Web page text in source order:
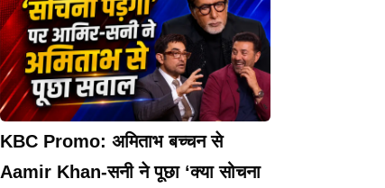
KBC Promo: अमिताभ बच्चन से
Aamir Khan-सनी ने पूछा ‘क्या सोचना